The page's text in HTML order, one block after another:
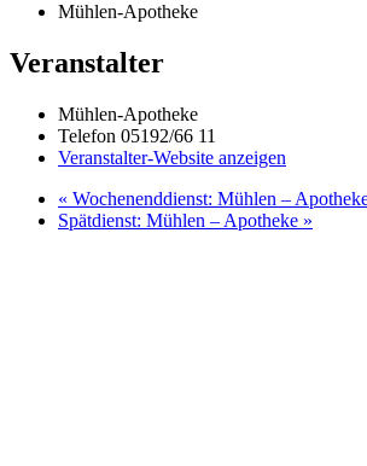
Mühlen-Apotheke
Veranstalter
Mühlen-Apotheke
Telefon 05192/66 11
Veranstalter-Website anzeigen
« Wochenenddienst: Mühlen –
Spätdienst: Mühlen – Apotheke »